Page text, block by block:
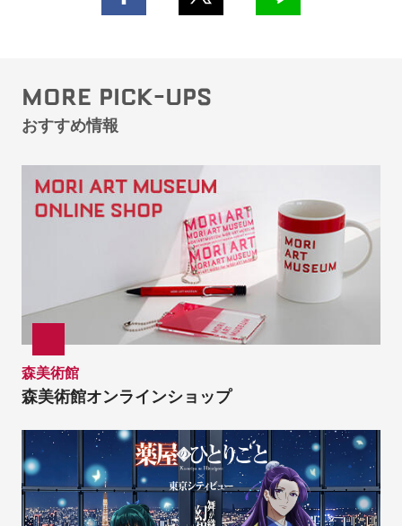
MORE PICK-UPS
おすすめ情報
森美術館
森美術館オンラインショップ